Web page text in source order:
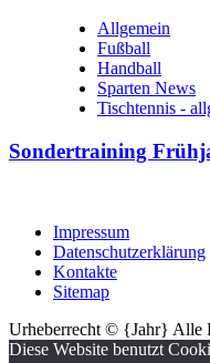
Allgemein
Fußball
Handball
Sparten News
Tischtennis -
Sondertraining
Impressum
Datenschutzerklärung
Kontakte
Sitemap
Urheberrecht © {Jahr} Alle
Diese Website benutzt